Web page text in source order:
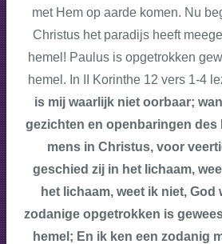
met Hem op aarde komen. Nu
Christus het paradijs heeft
hemel! Paulus is opgetrokken
hemel. In II Korinthe 12 vers 1-4
is mij waarlijk niet oorbaar;
gezichten en openbaringen des
mens in Christus, voor
geschied zij in het lichaam,
het lichaam, weet ik niet, God
zodanige opgetrokken is
hemel; En ik ken een zodanig